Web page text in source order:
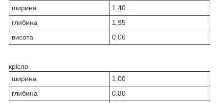
ширина
1,40
глибина
1,95
висота
0,06
крісло
ширина
1,00
глибина
0,80